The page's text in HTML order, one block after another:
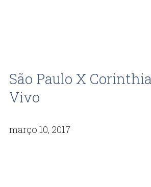
São Paulo X
Vivo
março 10, 2017